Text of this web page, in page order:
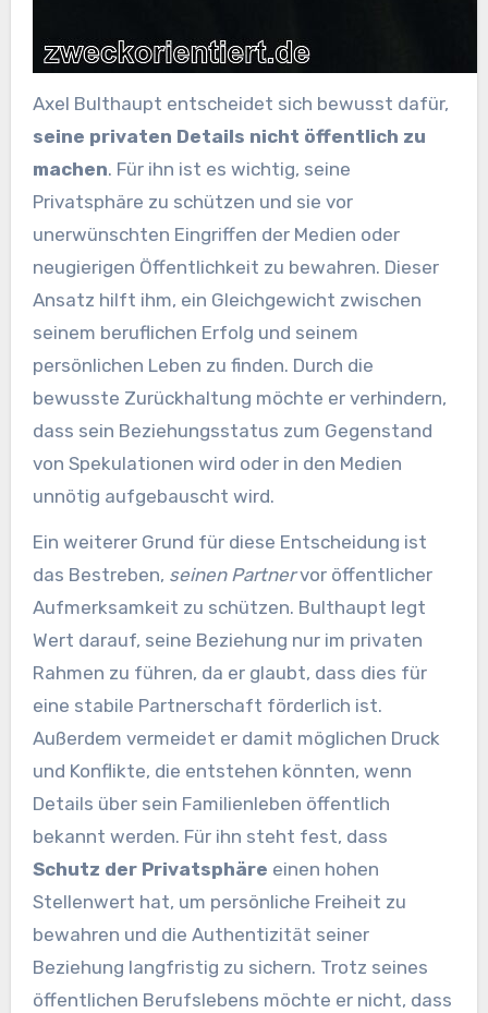
Axel Bulthaupt entscheidet sich bewusst dafür,
seine privaten Details nicht öffentlich zu
machen. Für ihn ist es wichtig, seine
Privatsphäre zu schützen und sie vor
unerwünschten Eingriffen der Medien oder
neugierigen Öffentlichkeit zu bewahren. Dieser
Ansatz hilft ihm, ein Gleichgewicht zwischen
seinem beruflichen Erfolg und seinem
persönlichen Leben zu finden. Durch die
bewusste Zurückhaltung möchte er verhindern,
dass sein Beziehungsstatus zum Gegenstand
von Spekulationen wird oder in den Medien
unnötig aufgebauscht wird.
Ein weiterer Grund für diese Entscheidung ist
das Bestreben, seinen Partnervor öffentlicher
Aufmerksamkeit zu schützen. Bulthaupt legt
Wert darauf, seine Beziehung nur im privaten
Rahmen zu führen, da er glaubt, dass dies für
eine stabile Partnerschaft förderlich ist.
Außerdem vermeidet er damit möglichen Druck
und Konflikte, die entstehen könnten, wenn
Details über sein Familienleben öffentlich
bekannt werden. Für ihn steht fest, dass
Schutz der Privatsphäre einen hohen
Stellenwert hat, um persönliche Freiheit zu
bewahren und die Authentizität seiner
Beziehung langfristig zu sichern. Trotz seines
öffentlichen Berufslebens möchte er nicht, dass